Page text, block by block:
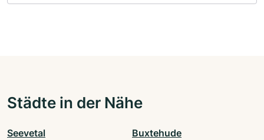
Städte in der Nähe
Seevetal Buxtehude